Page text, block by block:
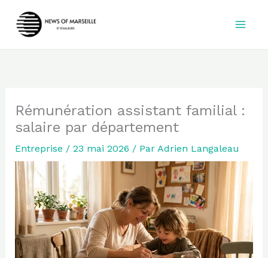
Rémunération assistant familial :
salaire par département
Entreprise / 23 mai 2026 / Par Adrien Langaleau